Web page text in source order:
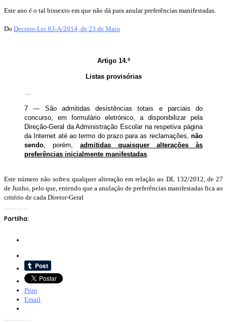
Este ano é o tal bissexto em que não dá para anular preferências manifestadas.
Do Decreto-Lei 83-A/2014, de 23 de Maio
Artigo 14.º
Listas provisórias
…
7 — São admitidas desistências totais e parciais do
concurso, em formulário eletrónico, a disponibilizar pela
Direção-Geral da Administração Escolar na respetiva página
da Internet até ao termo do prazo para as reclamações, não
sendo , porém, admitidas quaisquer alterações às
preferências inicialmente manifestadas
Este número não sofreu qualquer alteração em relação ao DL 132/2012, de 27
de Junho, pelo que, entendo que a anulação de preferências manifestadas fica ao
critério de cada Diretor-Geral
Partilha:
Print
Email